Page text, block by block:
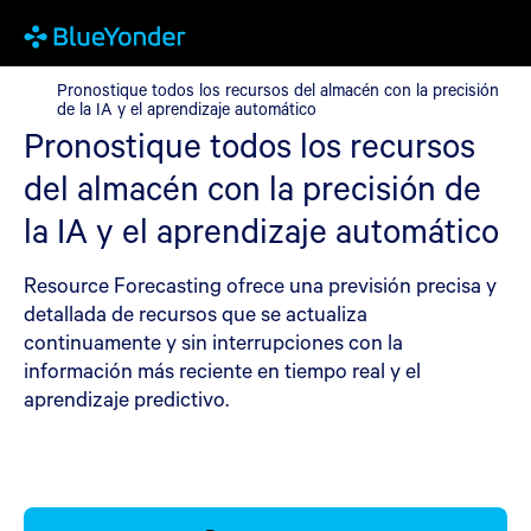
Pronostique todos los recursos del almacén con la precisión
Pronostique todos los recursos del almacén con la precisión
de la IA y el aprendizaje automático
Pronostique todos los recursos
del almacén con la precisión de
la IA y el aprendizaje automático
Resource Forecasting ofrece una previsión precisa y
detallada de recursos que se actualiza
continuamente y sin interrupciones con la
información más reciente en tiempo real y el
aprendizaje predictivo.